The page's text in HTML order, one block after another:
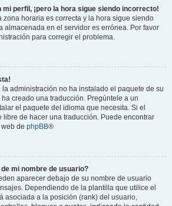
mi perfil, ¡pero la hora sigue siendo incorrecto!
zona horaria es correcta y la hora sigue siendo
almacenada en el servidor es errónea. Por favor
para corregir el problema.
la administración no ha instalado el paquete de su
creado una traducción. Pregúntele a un
el paquete del idioma que necesita. Si el
libre de hacer una traducción. Puede encontrar
de phpBB®
mi nombre de usuario?
aparecer debajo de su nombre de usuario
Dependiendo de la plantilla que utilice el
asociada a la posición (rank) del usuario,